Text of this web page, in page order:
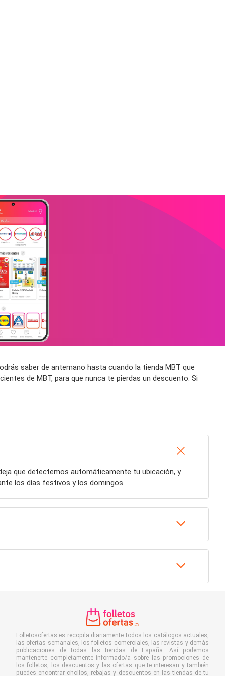
saber de antemano hasta cuando la tienda MBT que
de MBT, para que nunca te pierdas un descuento. Si
que detectemos automáticamente tu ubicación, y
los días festivos y los domingos.
Folletosofertas.es recopila diariamente todos los catálogos actuales,
las ofertas semanales, los folletos comerciales, las revistas y demás
publicaciones de todas las tiendas de España. Así podemos
mantenerte completamente informado/a sobre las promociones de
los folletos, los descuentos y las ofertas que te interesan y también
puedes encontrar chollos, rebajas y descuentos en las tiendas de tu